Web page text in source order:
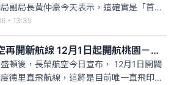
副局長黃仲豪今天表示，這確實是「首
集保公司進一步釐清，過程是否有不符合
若是責任在上市公司，最嚴重就是回收股
請證交所進行瞭解，讓股東掌握即時狀
失情節，將證交所可罰違約金新台幣3至
・13:35
長榮航空再開新航線 12月1日起開航桃園－印度德里
頓後，長榮航空今日宣布， 12月1日開闢
德里直飛航線，這將是目前唯一直飛印度